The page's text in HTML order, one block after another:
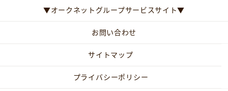
▼オークネットグループサービスサイト▼
お問い合わせ
サイトマップ
プライバシーポリシー